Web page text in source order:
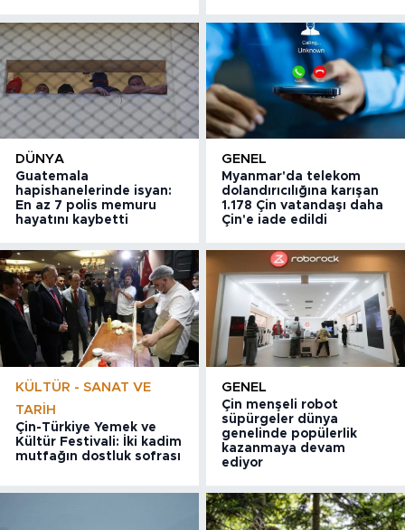
DÜNYA
Guatemala
hapishanelerinde isyan:
En az 7 polis memuru
hayatını kaybetti
GENEL
Myanmar'da telekom
dolandırıcılığına karışan
1.178 Çin vatandaşı daha
Çin'e iade edildi
KÜLTÜR - SANAT VE
TARIH
Çin-Türkiye Yemek ve
Kültür Festivali: İki kadim
mutfağın dostluk sofrası
GENEL
Çin menşeli robot
süpürgeler dünya
genelinde popülerlik
kazanmaya devam
ediyor